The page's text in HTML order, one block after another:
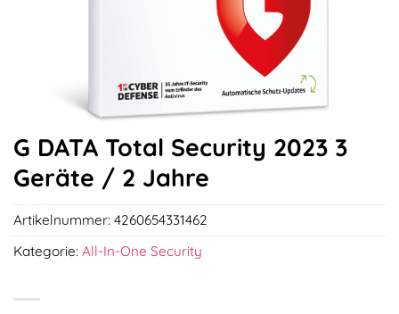
G DATA Total Security 2023 3
Geräte / 2 Jahre
Artikelnummer: 4260654331462
Kategorie: All-In-One Security